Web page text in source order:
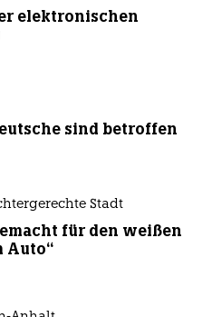
elektronischen
sind betroffen
Stadt
für den weißen
Auto“